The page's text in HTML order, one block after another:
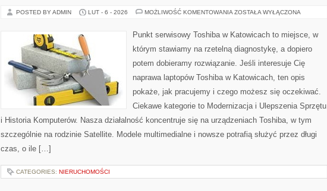
POSTED BY ADMIN LUT - 6 - 2026 MOŻLIWOŚĆ KOMENTOWANIA PRACA
HOME
OFFICE
ZOSTAŁA WYŁĄCZONA
Punkt serwisowy Toshiba w Katowicach to miejsce, w
którym stawiamy na rzetelną diagnostykę, a dopiero
potem dobieramy rozwiązanie. Jeśli interesuje Cię
naprawa laptopów Toshiba w Katowicach, ten opis
pokaże, jak pracujemy i czego możesz się oczekiwać.
Ciekawe kategorie to Modernizacja i Ulepszenia Sprzętu
i Historia Komputerów. Nasza działalność koncentruje się na urządzeniach Toshiba, w tym
szczególnie na rodzinie Satellite. Modele multimedialne i nowsze potrafią służyć przez długi
czas, o ile […]
CATEGORIES: NIERUCHOMOŚCI